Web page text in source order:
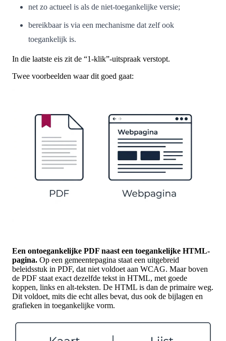
net zo actueel is als de niet-toegankelijke versie;
bereikbaar is via een mechanisme dat zelf ook
toegankelijk is.
In die laatste eis zit de “1-klik”-uitspraak verstopt.
Twee voorbeelden waar dit goed gaat:
Een ontoegankelijke PDF naast een toegankelijke HTML-
pagina. Op een gemeentepagina staat een uitgebreid
beleidsstuk in PDF, dat niet voldoet aan WCAG. Maar boven
de PDF staat exact dezelfde tekst in HTML, met goede
koppen, links en alt-teksten. De HTML is dan de primaire weg.
Dit voldoet, mits die echt alles bevat, dus ook de bijlagen en
grafieken in toegankelijke vorm.